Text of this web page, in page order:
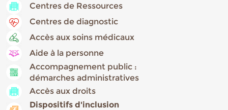
Centres de Ressources
Centres de diagnostic
Accès aux soins médicaux
Aide à la personne
Accompagnement public :
démarches administratives
Accès aux droits
Dispositifs d'inclusion